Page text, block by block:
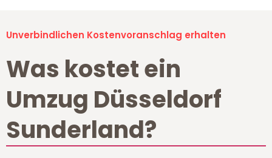
Unverbindlichen Kostenvoranschlag erhalten
Was kostet ein
Umzug Düsseldorf
Sunderland?